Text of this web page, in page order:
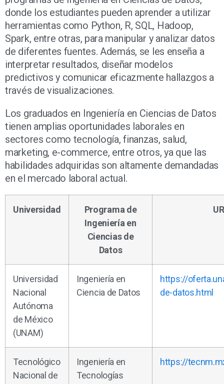
donde los estudiantes pueden aprender a utilizar
herramientas como Python, R, SQL, Hadoop,
Spark, entre otras, para manipular y analizar datos
de diferentes fuentes. Además, se les enseña a
interpretar resultados, diseñar modelos
predictivos y comunicar eficazmente hallazgos a
través de visualizaciones.
Los graduados en Ingeniería en Ciencias de Datos
tienen amplias oportunidades laborales en
sectores como tecnología, finanzas, salud,
marketing, e-commerce, entre otros, ya que las
habilidades adquiridas son altamente demandadas
en el mercado laboral actual.
Universidad
Programa de
Ingeniería en
Ciencias de
Datos
Universidad
Nacional
Autónoma
de México
(UNAM)
Ingeniería en
Ciencia de Datos
https://
de-datos.html
Tecnológico
Nacional de
Ingeniería en
Tecnologías
https://